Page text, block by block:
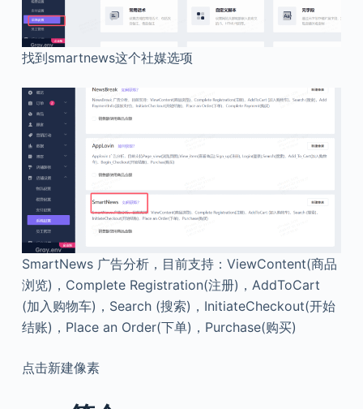
找到smartnews这个社媒选项
SmartNews 广告分析，目前支持：ViewContent(商品
浏览)，Complete Registration(注册)，AddToCart
(加入购物车)，Search (搜索)，InitiateCheckout(开始
结账)，Place an Order(下单)，Purchase(购买)
点击新建像素